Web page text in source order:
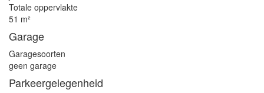
Totale oppervlakte
51 m²
Garage
Garagesoorten
geen garage
Parkeergelegenheid